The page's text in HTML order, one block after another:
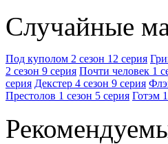
Случайные
Под куполом 2 сезон 12 серия
2 сезон 9 серия Почти человек 1
серия Декстер 4 сезон 9 серия
Престолов 1 сезон 5 серия Готэм